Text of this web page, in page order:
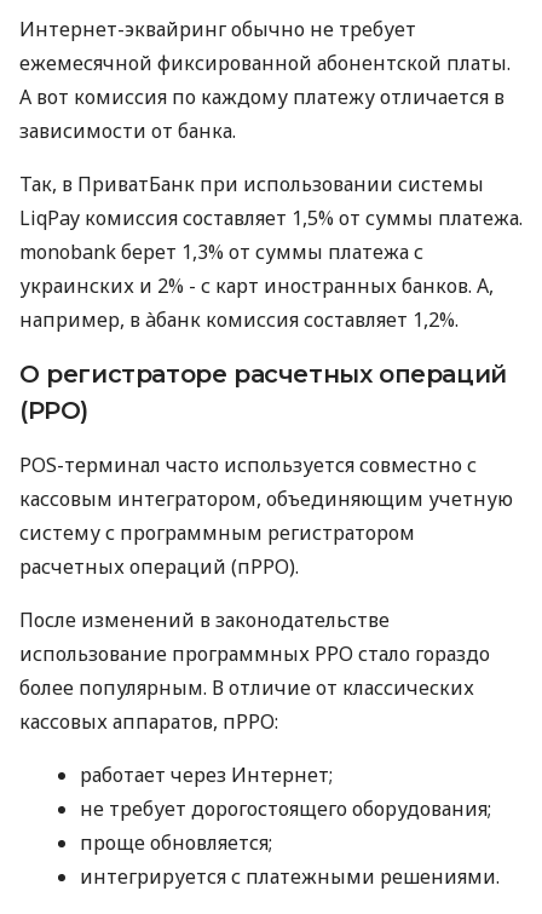
Интернет-эквайринг обычно не требует
ежемесячной фиксированной абонентской платы.
А вот комиссия по каждому платежу отличается в
зависимости от банка.
Так, в ПриватБанк при использовании системы
LiqPay комиссия составляет 1,5% от суммы платежа.
monobank берет 1,3% от суммы платежа с
украинских и 2% - с карт иностранных банков. А,
например, в àбанк комиссия составляет 1,2%.
О регистраторе расчетных операций
(РРО)
POS-терминал часто используется совместно с
кассовым интегратором, объединяющим учетную
систему с программным регистратором
расчетных операций (пРРО).
После изменений в законодательстве
использование программных РРО стало гораздо
более популярным. В отличие от классических
кассовых аппаратов, пРРО:
работает через Интернет;
не требует дорогостоящего оборудования;
проще обновляется;
интегрируется с платежными решениями.